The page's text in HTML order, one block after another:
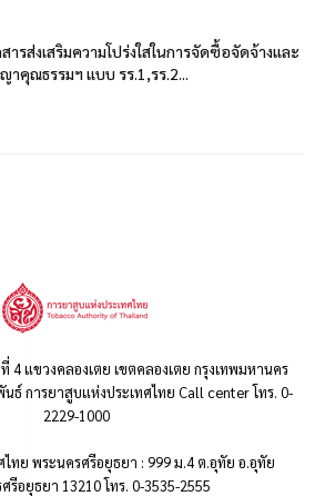
สารส่งเสริมความโปร่งใสในการจัดซื้อจัดจ้างและ
าคุณธรรมฯ แบบ รร.1,รร.2...
4 แขวงคลองเตย เขตคลองเตย กรุงเทพมหานคร
ธ์ การยาสูบแห่งประเทศไทย Call center โทร. 0-
2229-1000
ทย พระนครศรีอยุธยา : 999 ม.4 ต.อุทัย อ.อุทัย
รีอยุธยา 13210 โทร. 0-3535-2555